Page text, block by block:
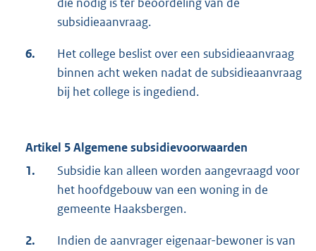
subsidieaanvraag.
6.
Het college beslist over een subsidieaanvraag
binnen acht weken nadat de subsidieaanvraag
bij het college is ingediend.
Artikel 5 Algemene subsidievoorwaarden
1.
Subsidie kan alleen worden aangevraagd voor
het hoofdgebouw van een woning in de
gemeente Haaksbergen.
2.
Indien de aanvrager eigenaar-bewoner is van